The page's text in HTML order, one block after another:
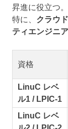
昇進に役立つ。
特に、 クラウ
ティエンジニア
資格
LinuC レベ
ル1 / LPIC-1
LinuC レベ